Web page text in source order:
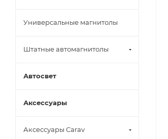
Универсальные магнитолы
Штатные автомагнитолы
Автосвет
Аксессуары
Аксессуары Carav